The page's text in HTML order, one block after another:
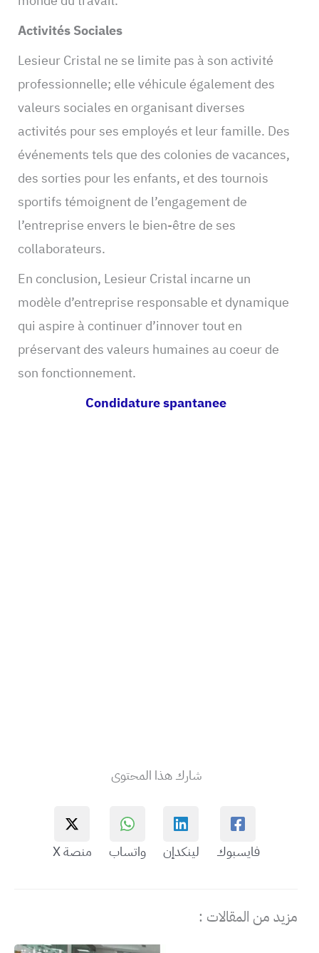
Activités Sociales
Lesieur Cristal ne se limite pas à son activité
professionnelle; elle véhicule également des
valeurs sociales en organisant diverses
activités pour ses employés et leur famille. Des
événements tels que des colonies de vacances,
des sorties pour les enfants, et des tournois
sportifs témoignent de l’engagement de
l’entreprise envers le bien-être de ses
collaborateurs.
En conclusion, Lesieur Cristal incarne un
modèle d’entreprise responsable et dynamique
qui aspire à continuer d’innover tout en
préservant des valeurs humaines au coeur de
son fonctionnement.
Condidature spantanee
شارك هذا المحتوى
فايسبوك لينكدإن واتساب منصة X
مزيد من المقالات :